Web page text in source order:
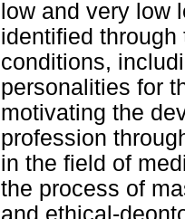
low and very low
identified
conditions,
personalities for
motivating the
profession
in the field of
the process of
and ethical-